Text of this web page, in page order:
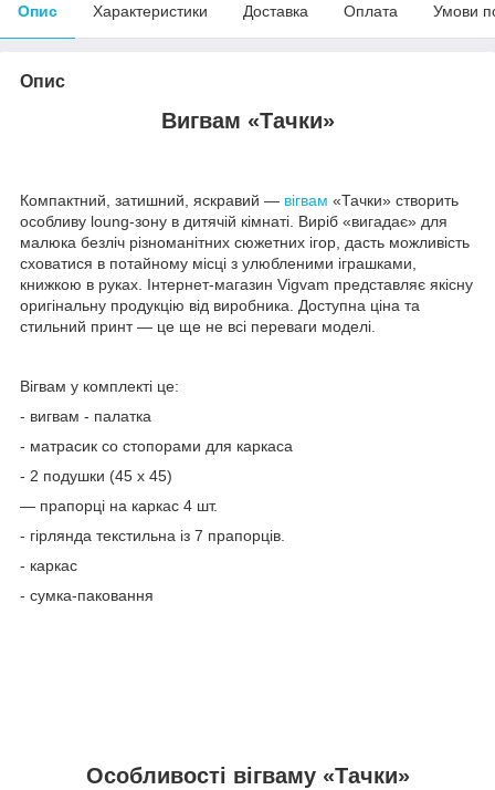
Опис Характеристики Доставка Оплата Умови
Опис
Вигвам «Тачки»
Компактний, затишний, яскравий — вігвам «Тачки» створить
особливу loung-зону в дитячій кімнаті. Виріб «вигадає» для
малюка безліч різноманітних сюжетних ігор, дасть можливість
сховатися в потайному місці з улюбленими іграшками,
книжкою в руках. Інтернет-магазин Vigvam представляє якісну
оригінальну продукцію від виробника. Доступна ціна та
стильний принт — це ще не всі переваги моделі.
Вігвам у комплекті це:
- вигвам - палатка
- матрасик со стопорами для каркаса
- 2 подушки (45 х 45)
— прапорці на каркас 4 шт.
- гірлянда текстильна із 7 прапорців.
- каркас
- сумка-паковання
Особливості вігваму «Тачки»